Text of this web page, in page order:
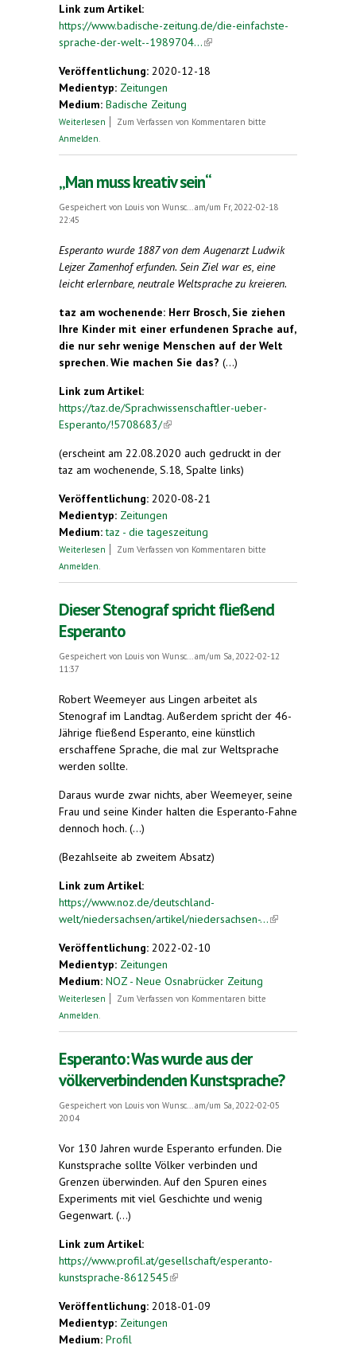
Link zum Artikel:
https://www.badische-zeitung.de/die-einfachste-
sprache-der-welt--1989704...(link is external)
Veröffentlichung: 2020-12-18
Medientyp: Zeitungen
Medium: Badische Zeitung
Weiterlesen über Die einfachste Sprache der Welt
Zum Verfassen von Kommentaren bitte
Anmelden
„Man muss kreativ sein“
Gespeichert von Louis von Wunsc...
am/um Fr, 2022-02-18
22:45
Esperanto wurde 1887 von dem Augenarzt Ludwik
Lejzer Zamenhof erfunden. Sein Ziel war es, eine
leicht erlernbare, neutrale Weltsprache zu kreieren.
taz am wochenende: Herr Brosch, Sie ziehen
Ihre Kinder mit einer erfundenen Sprache auf,
die nur sehr wenige Menschen auf der Welt
sprechen. Wie machen Sie das? (...)
Link zum Artikel:
https://taz.de/Sprachwissenschaftler-ueber-
Esperanto/!5708683/(link is external)
(erscheint am 22.08.2020 auch gedruckt in der
taz am wochenende, S.18, Spalte links)
Veröffentlichung: 2020-08-21
Medientyp: Zeitungen
Medium:taz - die tageszeitung
Weiterlesen über „Man muss kreativ sein“
Zum Verfassen von Kommentaren bitte
Anmelden
Dieser Stenograf spricht fließend
Esperanto
Gespeichert von Louis von Wunsc...
am/um Sa, 2022-02-12
11:37
Robert Weemeyer aus Lingen arbeitet als
Stenograf im Landtag. Außerdem spricht der 46-
Jährige fließend Esperanto, eine künstlich
erschaffene Sprache, die mal zur Weltsprache
werden sollte.
Daraus wurde zwar nichts, aber Weemeyer, seine
Frau und seine Kinder halten die Esperanto-Fahne
dennoch hoch. (...)
(Bezahlseite ab zweitem Absatz)
Link zum Artikel:
https://www.noz.de/deutschland-
welt/niedersachsen/artikel/niedersachsen-...(link is
Veröffentlichung: 2022-02-10
Medientyp: Zeitungen
Medium: NOZ - Neue Osnabrücker Zeitung
Weiterlesen über Dieser Stenograf spricht fließend Esperanto
Zum Verfassen von Kommentaren bitte
Anmelden
Esperanto: Was wurde aus der
völkerverbindenden Kunstsprache?
Gespeichert von Louis von Wunsc...
am/um Sa, 2022-02-05
20:04
Vor 130 Jahren wurde Esperanto erfunden. Die
Kunstsprache sollte Völker verbinden und
Grenzen überwinden. Auf den Spuren eines
Experiments mit viel Geschichte und wenig
Gegenwart. (...)
Link zum Artikel:
https://www.profil.at/gesellschaft/esperanto-
kunstsprache-8612545(link is external)
Veröffentlichung: 2018-01-09
Medientyp: Zeitungen
Medium: Profil